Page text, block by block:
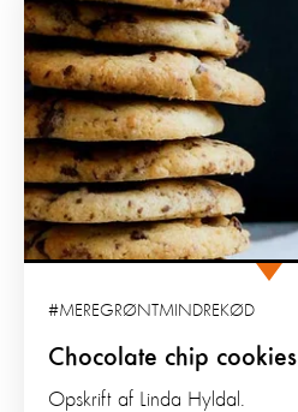
Chocolate chip cookies
#MEREGRØNTMINDREKØD
Opskrift af Linda Hyldal.